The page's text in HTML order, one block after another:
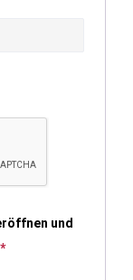
und
*